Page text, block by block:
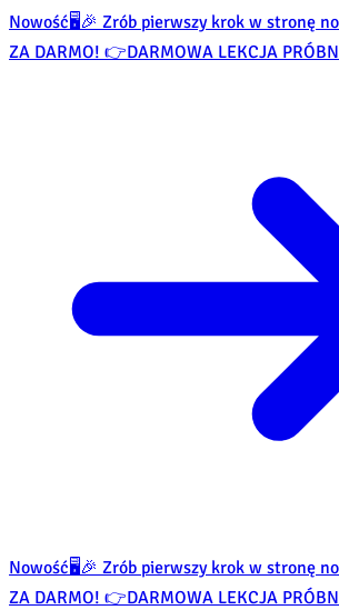
Nowość🖥️🎉 Zrób pierwszy krok w stronę
ZA DARMO! 👉DARMOWA LEKCJA
Nowość🖥️🎉 Zrób pierwszy krok w stronę
ZA DARMO! 👉DARMOWA LEKCJA